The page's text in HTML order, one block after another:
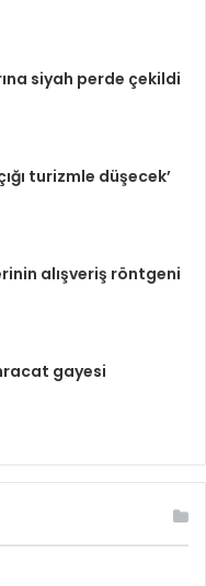
siyah perde çekildi
turizmle düşecek’
alışveriş röntgeni
gayesi